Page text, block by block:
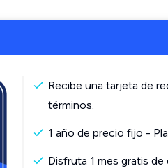
Recibe una tarjeta de
términos.
1 año de precio fijo -
Disfruta 1 mes gratis